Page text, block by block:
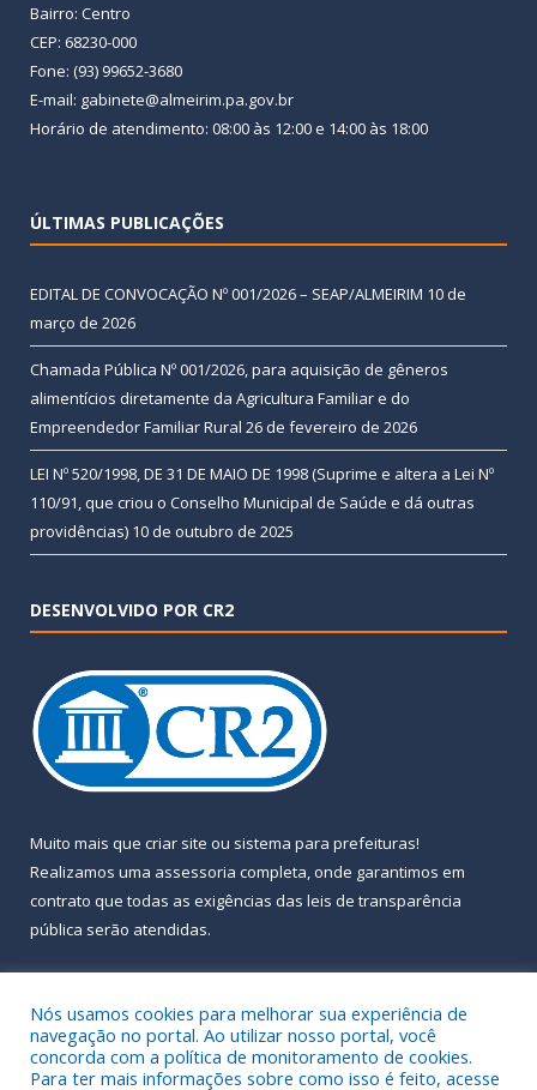
Bairro: Centro
CEP: 68230-000
Fone: (93) 99652-3680
E-mail: gabinete@almeirim.pa.gov.br
Horário de atendimento: 08:00 às 12:00 e 14:00 às 18:00
ÚLTIMAS PUBLICAÇÕES
EDITAL DE CONVOCAÇÃO Nº 001/2026 – SEAP/ALMEIRIM 10 de
março de 2026
Chamada Pública Nº 001/2026, para aquisição de gêneros
alimentícios diretamente da Agricultura Familiar e do
Empreendedor Familiar Rural 26 de fevereiro de 2026
LEI Nº 520/1998, DE 31 DE MAIO DE 1998 (Suprime e altera a Lei Nº
110/91, que criou o Conselho Municipal de Saúde e dá outras
providências) 10 de outubro de 2025
DESENVOLVIDO POR CR2
Muito mais que criar site ou sistema para prefeituras!
Realizamos uma assessoria completa, onde garantimos em
contrato que todas as exigências das leis de transparência
pública serão atendidas.
Nós usamos cookies para melhorar sua experiência de
navegação no portal. Ao utilizar nosso portal, você
concorda com a política de monitoramento de cookies.
Para ter mais informações sobre como isso é feito, acesse